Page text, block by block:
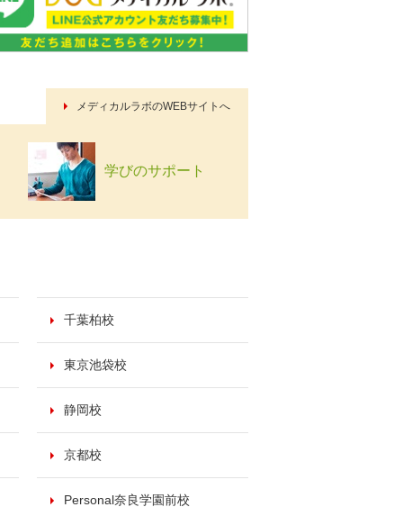
メディカルラボのWEBサイトへ
学びのサポート
千葉柏校
東京池袋校
静岡校
京都校
Personal奈良学園前校